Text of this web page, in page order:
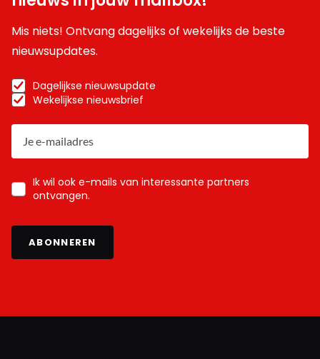
Mis niets! Ontvang dagelijks of wekelijks de beste
nieuwsupdates.
Dagelijkse nieuwsupdate
Wekelijkse nieuwsbrief
Ik wil ook e-mails van interessante partners
ontvangen.
ABONNEREN